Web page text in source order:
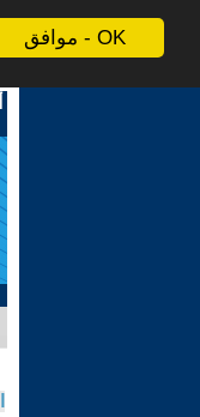
موافق - OK